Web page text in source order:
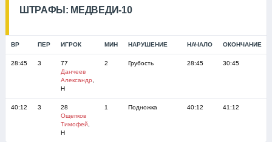
ШТРАФЫ: МЕДВЕДИ-10
ВР ПЕР ИГРОК МИН НАРУШЕНИЕ НАЧАЛО ОКОНЧАНИЕ
28:45 3
77
Данчеев
Александр
Н
2 Грубость 28:45 30:45
40:12 3
28
Ощепков
Тимофей
Н
1 Подножка 40:12 41:12